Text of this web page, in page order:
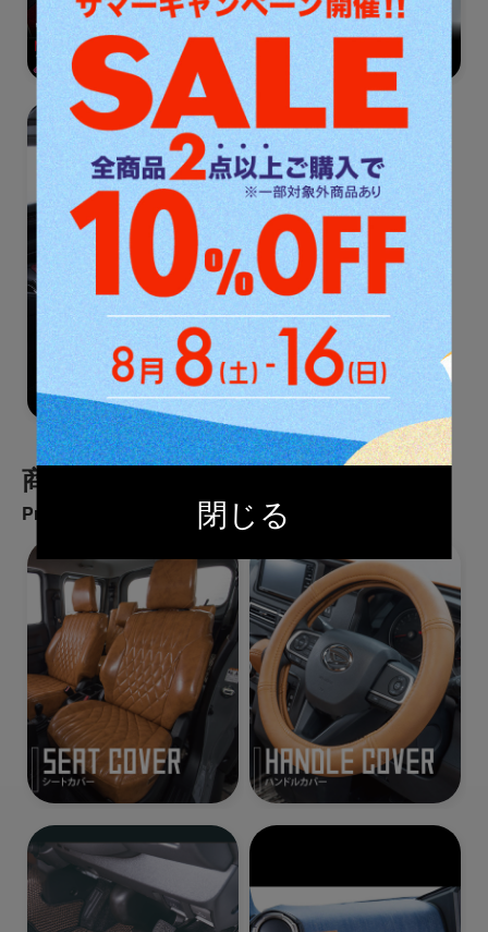
商品カテゴリ一覧
Products All Category閉じる